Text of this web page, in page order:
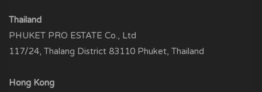
Thailand
PHUKET PRO ESTATE Co., Ltd
117/24, Thalang District 83110 Phuket, Thailand
Hong Kong